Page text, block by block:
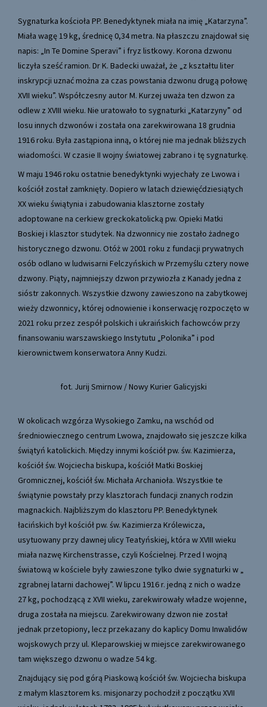
Sygnaturka kościoła PP. Benedyktynek miała na imię „Katarzyna”.
Miała wagę 19 kg, średnicę 0,34 metra. Na płaszczu znajdował się
napis: „In Te Domine Speravi” i fryz listkowy. Korona dzwonu
liczyła sześć ramion. Dr K. Badecki uważał, że „z kształtu liter
inskrypcji uznać można za czas powstania dzwonu drugą połowę
XVII wieku”. Współczesny autor M. Kurzej uważa ten dzwon za
odlew z XVIII wieku. Nie uratowało to sygnaturki „Katarzyny” od
losu innych dzwonów i została ona zarekwirowana 18 grudnia
1916 roku. Była zastąpiona inną, o której nie ma jednak bliższych
wiadomości. W czasie II wojny światowej zabrano i tę sygnaturkę.
W maju 1946 roku ostatnie benedyktynki wyjechały ze Lwowa i
kościół został zamknięty. Dopiero w latach dziewięćdziesiątych
XX wieku świątynia i zabudowania klasztorne zostały
adoptowane na cerkiew greckokatolicką pw. Opieki Matki
Boskiej i klasztor studytek. Na dzwonnicy nie zostało żadnego
historycznego dzwonu. Otóż w 2001 roku z fundacji prywatnych
osób odlano w ludwisarni Felczyńskich w Przemyślu cztery nowe
dzwony. Piąty, najmniejszy dzwon przywiozła z Kanady jedna z
sióstr zakonnych. Wszystkie dzwony zawieszono na zabytkowej
wieży dzwonnicy, której odnowienie i konserwację rozpoczęto w
2021 roku przez zespół polskich i ukraińskich fachowców przy
finansowaniu warszawskiego Instytutu „Polonika” i pod
kierownictwem konserwatora Anny Kudzi.
fot. Jurij Smirnow / Nowy Kurier Galicyjski
W okolicach wzgórza Wysokiego Zamku, na wschód od
średniowiecznego centrum Lwowa, znajdowało się jeszcze kilka
świątyń katolickich. Między innymi kościół pw. św. Kazimierza,
kościół św. Wojciecha biskupa, kościół Matki Boskiej
Gromnicznej, kościół św. Michała Archanioła. Wszystkie te
świątynie powstały przy klasztorach fundacji znanych rodzin
magnackich. Najbliższym do klasztoru PP. Benedyktynek
łacińskich był kościół pw. św. Kazimierza Królewicza,
usytuowany przy dawnej ulicy Teatyńskiej, która w XVIII wieku
miała nazwę Kirchenstrasse, czyli Kościelnej. Przed I wojną
światową w kościele były zawieszone tylko dwie sygnaturki w „
zgrabnej latarni dachowej”. W lipcu 1916 r. jedną z nich o wadze
27 kg, pochodzącą z XVII wieku, zarekwirowały władze wojenne,
druga została na miejscu. Zarekwirowany dzwon nie został
jednak przetopiony, lecz przekazany do kaplicy Domu Inwalidów
wojskowych przy ul. Kleparowskiej w miejsce zarekwirowanego
tam większego dzwonu o wadze 54 kg.
Znajdujący się pod górą Piaskową kościół św. Wojciecha biskupa
z małym klasztorem ks. misjonarzy pochodził z początku XVII